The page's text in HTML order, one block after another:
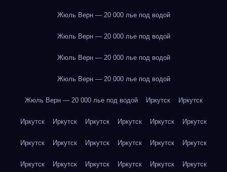
Жюль Верн — 20 000 лье под водой
Жюль Верн — 20 000 лье под водой
Жюль Верн — 20 000 лье под водой
Жюль Верн — 20 000 лье под водой
Жюль Верн — 20 000 лье под водой Иркутск Иркутск
Иркутск Иркутск Иркутск Иркутск Иркутск Иркутск
Иркутск Иркутск Иркутск Иркутск Иркутск Иркутск
Иркутск Иркутск Иркутск Иркутск Иркутск Иркутск